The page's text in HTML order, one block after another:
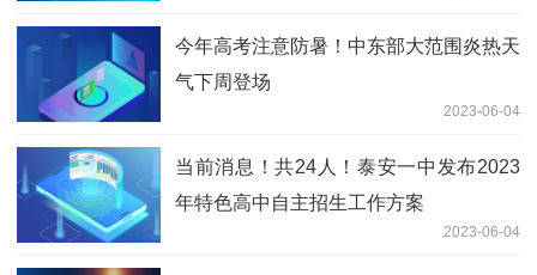
今年高考注意防暑！中东部大范围炎热天
气下周登场
2023-06-04
当前消息！共24人！泰安一中发布2023
年特色高中自主招生工作方案
2023-06-04